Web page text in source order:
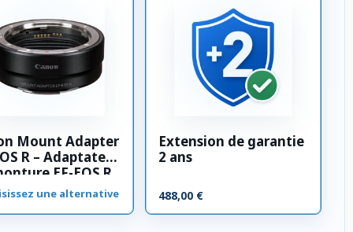
Mount Adapter
R – Adaptateur
EF-EOS R
une alternative
Extension de garantie
2 ans
488,00 €